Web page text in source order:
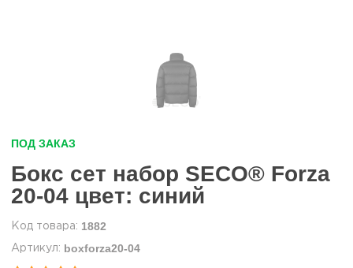
ПОД ЗАКАЗ
Бокс сет набор SECO® Forza
20-04 цвет: синий
1882
boxforza20-04